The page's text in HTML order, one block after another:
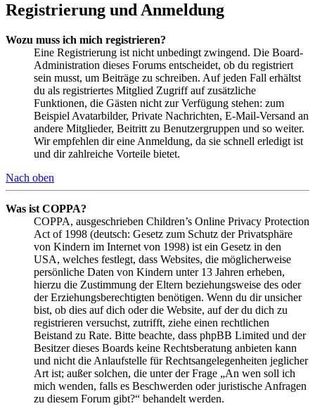
Registrierung und Anmeldung
Wozu muss ich mich registrieren?
Eine Registrierung ist nicht unbedingt zwingend. Die Board-
Administration dieses Forums entscheidet, ob du registriert
sein musst, um Beiträge zu schreiben. Auf jeden Fall erhältst
du als registriertes Mitglied Zugriff auf zusätzliche
Funktionen, die Gästen nicht zur Verfügung stehen: zum
Beispiel Avatarbilder, Private Nachrichten, E-Mail-Versand an
andere Mitglieder, Beitritt zu Benutzergruppen und so weiter.
Wir empfehlen dir eine Anmeldung, da sie schnell erledigt ist
und dir zahlreiche Vorteile bietet.
Nach oben
Was ist COPPA?
COPPA, ausgeschrieben Children’s Online Privacy Protection
Act of 1998 (deutsch: Gesetz zum Schutz der Privatsphäre
von Kindern im Internet von 1998) ist ein Gesetz in den
USA, welches festlegt, dass Websites, die möglicherweise
persönliche Daten von Kindern unter 13 Jahren erheben,
hierzu die Zustimmung der Eltern beziehungsweise des oder
der Erziehungsberechtigten benötigen. Wenn du dir unsicher
bist, ob dies auf dich oder die Website, auf der du dich zu
registrieren versuchst, zutrifft, ziehe einen rechtlichen
Beistand zu Rate. Bitte beachte, dass phpBB Limited und der
Besitzer dieses Boards keine Rechtsberatung anbieten kann
und nicht die Anlaufstelle für Rechtsangelegenheiten jeglicher
Art ist; außer solchen, die unter der Frage „An wen soll ich
mich wenden, falls es Beschwerden oder juristische Anfragen
zu diesem Forum gibt?“ behandelt werden.